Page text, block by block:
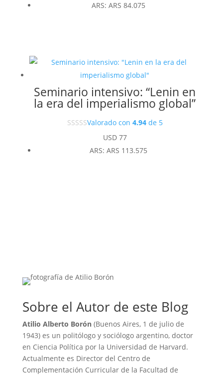
ARS: ARS 84.075
Seminario intensivo: “Lenin en
la era del imperialismo global”
Valorado con 4.94de 5
USD77
ARS: ARS 113.575
Sobre el Autor de este Blog
Atilio Alberto Borón(Buenos Aires, 1 de julio de
1943) es un politólogo y sociólogo argentino, doctor
en Ciencia Política por la Universidad de Harvard.
Actualmente es Director del Centro de
Complementación Curricular de la Facultad de